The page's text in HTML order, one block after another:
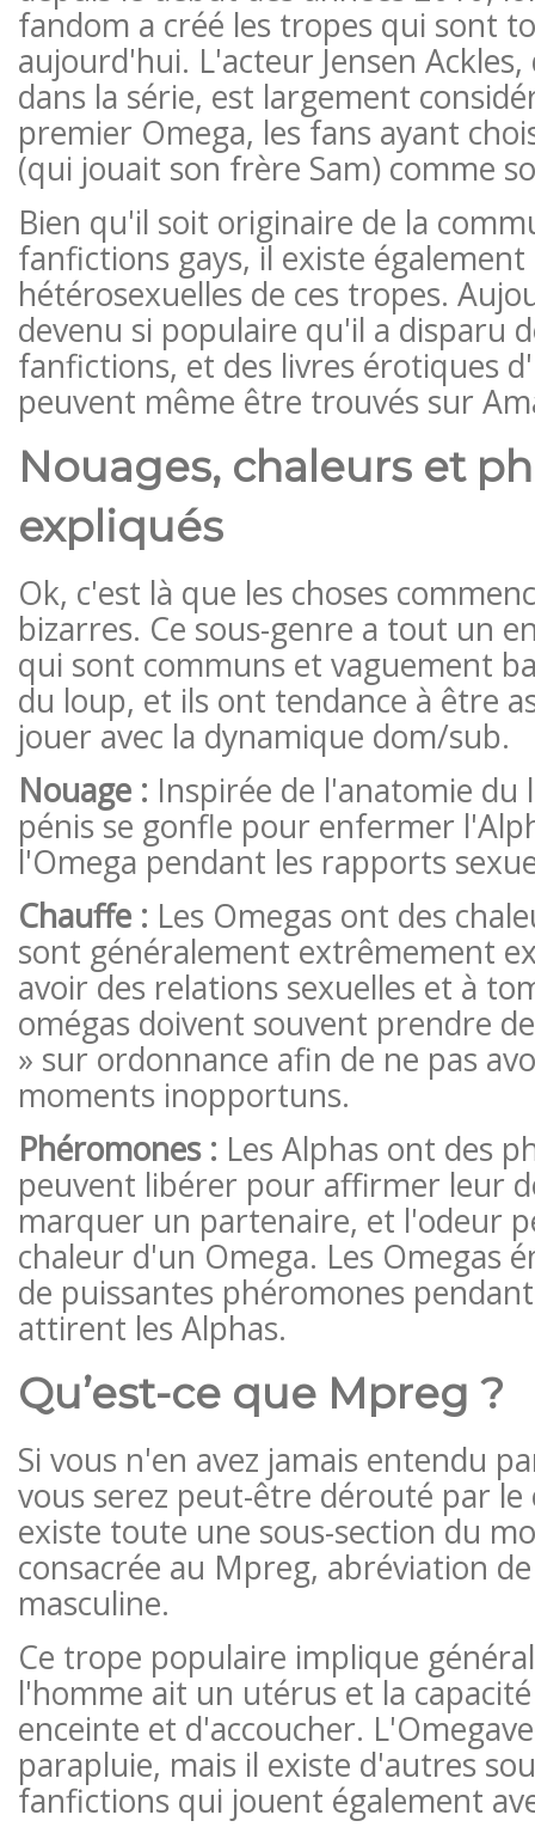
fandom a créé les tropes qui sont
aujourd'hui. L'acteur Jensen
dans la série, est largement
premier Omega, les fans ayant
(qui jouait son frère Sam) comme
Bien qu'il soit originaire de la
fanfictions gays, il existe également
hétérosexuelles de ces tropes.
devenu si populaire qu'il a disparu
fanfictions, et des livres érotiques
peuvent même être trouvés sur
Nouages, chaleurs et
expliqués
Ok, c'est là que les choses
bizarres. Ce sous-genre a tout un
qui sont communs et vaguement
du loup, et ils ont tendance à être
jouer avec la dynamique dom/sub.
Nouage : Inspirée de l'anatomie du
pénis se gonfle pour enfermer
l'Omega pendant les rapports
Chauffe : Les Omegas ont des
sont généralement extrêmement
avoir des relations sexuelles et à
omégas doivent souvent prendre
» sur ordonnance afin de ne pas
moments inopportuns.
Phéromones : Les Alphas ont des
peuvent libérer pour affirmer leur
marquer un partenaire, et l'odeur
chaleur d'un Omega. Les Omegas
de puissantes phéromones
attirent les Alphas.
Qu’est-ce que Mpreg ?
Si vous n'en avez jamais entendu
vous serez peut-être dérouté par le
existe toute une sous-section du
consacrée au Mpreg, abréviation
masculine.
Ce trope populaire implique
l'homme ait un utérus et la
enceinte et d'accoucher.
parapluie, mais il existe d'autres
fanfictions qui jouent également